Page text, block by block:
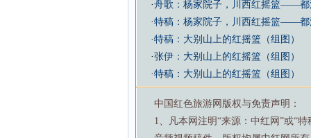
·舟歌：杨家院子，川西红摇篮——都
·特稿：杨家院子，川西红摇篮——都
·特稿：大别山上的红摇篮（组图）
·张伊：大别山上的红摇篮（组图）
·特稿：大别山上的红摇篮（组图）
中国红色旅游网版权与免责声明：
1、凡本网注明“来源：中红网”或“